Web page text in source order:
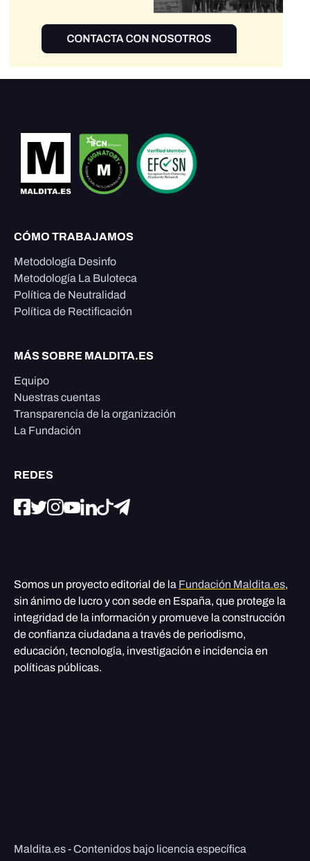
CÓMO TRABAJAMOS
Metodología Desinfo
Metodología La Buloteca
Política de Neutralidad
Política de Rectificación
MÁS SOBRE MALDITA.ES
Equipo
Nuestras cuentas
Transparencia de la organización
La Fundación
REDES
Somos un proyecto editorial de la Fundación Maldita.es,
sin ánimo de lucro y con sede en España, que protege la
integridad de la información y promueve la construcción
de confianza ciudadana a través de periodismo,
educación, tecnología, investigación e incidencia en
políticas públicas.
Maldita.es - Contenidos bajo licencia específica